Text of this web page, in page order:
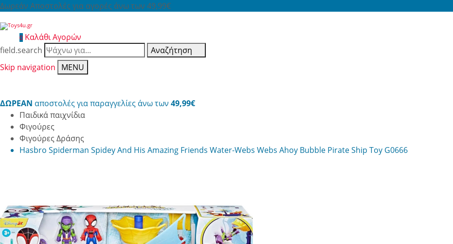
Δωρεάν Αποστολές για αγορές άνω των 49,99€
0 Καλάθι Αγορών
field.search
Αναζήτηση
Skip navigation
MENU
ΔΩΡΕΑΝ αποστολές για παραγγελίες άνω των 49,99€
Παιδικά παιχνίδια
Φιγούρες
Φιγούρες Δράσης
Hasbro Spiderman Spidey And His Amazing Friends Water-Webs Webs Ahoy Bubble Pirate Ship Toy G0666